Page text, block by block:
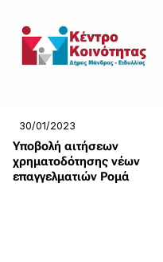
30/01/2023
Υποβολή αιτήσεων
χρηματοδότησης νέων
επαγγελματιών Ρομά